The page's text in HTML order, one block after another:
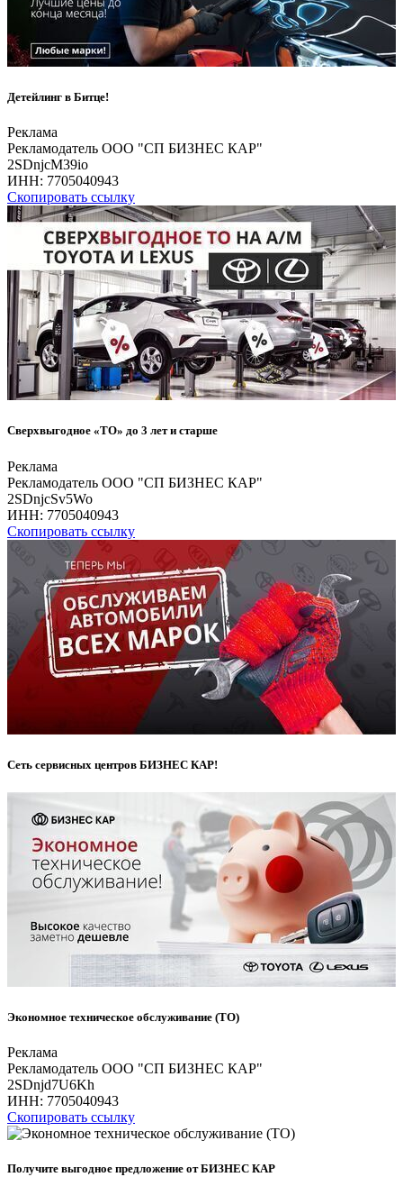
Детейлинг в Битце!
Реклама
Рекламодатель ООО "СП БИЗНЕС КАР"
2SDnjcM39io
ИНН: 7705040943
Скопировать ссылку
Сверхвыгодное «ТО» до 3 лет и старше
Реклама
Рекламодатель ООО "СП БИЗНЕС КАР"
2SDnjcSv5Wo
ИНН: 7705040943
Скопировать ссылку
Сеть сервисных центров БИЗНЕС КАР!
Экономное техническое обслуживание (ТО)
Реклама
Рекламодатель ООО "СП БИЗНЕС КАР"
2SDnjd7U6Kh
ИНН: 7705040943
Скопировать ссылку
Получите выгодное предложение от БИЗНЕС КАР